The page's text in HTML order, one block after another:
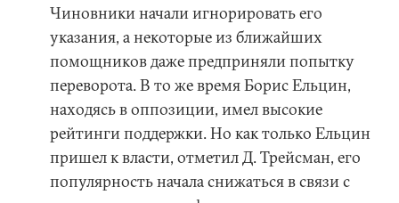
Чиновники начали игнорировать его
указания, а некоторые из ближайших
помощников даже предприняли попытку
переворота. В то же время Борис Ельцин,
находясь в оппозиции, имел высокие
рейтинги поддержки. Но как только Ельцин
пришел к власти, отметил Д. Трейсман, его
популярность начала снижаться в связи с